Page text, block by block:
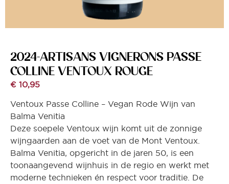
2024-ARTISANS VIGNERONS PASSE
COLLINE VENTOUX ROUGE
€ 10,95
Ventoux Passe Colline – Vegan Rode Wijn van
Balma Venitia
Deze soepele Ventoux wijn komt uit de zonnige
wijngaarden aan de voet van de Mont Ventoux.
Balma Venitia, opgericht in de jaren 50, is een
toonaangevend wijnhuis in de regio en werkt met
moderne technieken én respect voor traditie. De